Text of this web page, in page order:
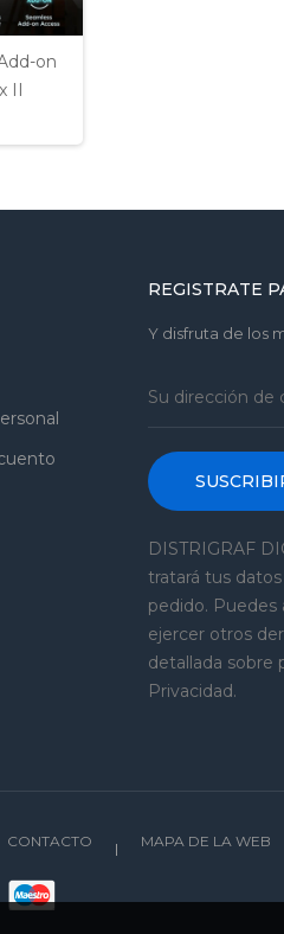
on
II
REGISTRATE
Y disfruta de los
DISTRIGRAF
tratará tus
pedido. Puedes
ejercer otros
detallada sobre
Privacidad.
CONTACTO MAPA DE LA WEB